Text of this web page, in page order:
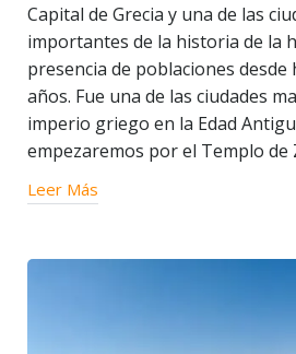
Capital de Grecia y una de las
importantes de la historia de la
presencia de poblaciones desde
años. Fue una de las ciudades
imperio griego en la Edad
empezaremos por el Templo de
Leer Más